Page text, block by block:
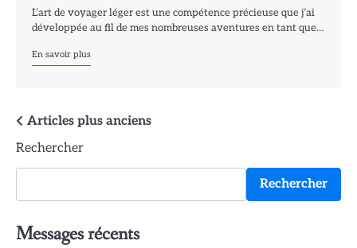
L’art de voyager léger est une compétence précieuse que j’ai
développée au fil de mes nombreuses aventures en tant que…
En savoir plus
Navigation
des
Articles plus anciens
Rechercher
Rechercher
Messages récents